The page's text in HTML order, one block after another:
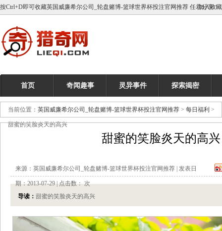
按Ctrl+D即可收藏英国威廉希尔公司_轮盘赌博-篮球世界杯投注官网推荐 任君分享！
加入收藏
首页 奇闻趣事 灵异事件 探索揭密
当前位置： 英国威廉希尔公司_轮盘赌博-篮球世界杯投注官网推荐 > 每日福利 >
甜蜜的笑脸炎天的高兴
甜蜜的笑脸炎天的高兴
来源：英国威廉希尔公司_轮盘赌博-篮球世界杯投注官网推荐 | 发表日
期：2013-07-29 | 点击数：次
导读： 甜蜜的笑脸炎天的高兴